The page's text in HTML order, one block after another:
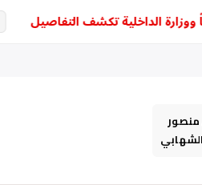
منصور
الشهابي